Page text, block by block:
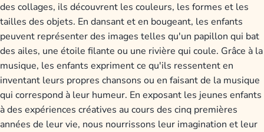
des collages, ils découvrent les couleurs, les formes et les
tailles des objets. En dansant et en bougeant, les enfants
peuvent représenter des images telles qu'un papillon qui bat
des ailes, une étoile filante ou une rivière qui coule. Grâce à la
musique, les enfants expriment ce qu'ils ressentent en
inventant leurs propres chansons ou en faisant de la musique
qui correspond à leur humeur. En exposant les jeunes enfants
à des expériences créatives au cours des cinq premières
années de leur vie, nous nourrissons leur imagination et leur